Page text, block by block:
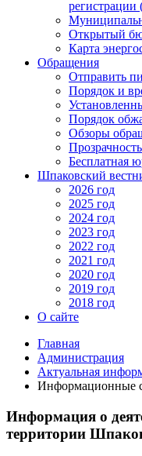
регистрации
Открытый
Карта
Обращения
Отправить
Порядок и
Порядок
Обзоры
Прозрачность
Бесплатная
Шпаковский
2026 год
2025 год
2024 год
2023 год
2022 год
2021 год
2020 год
2019 год
2018 год
О сайте
Главная
Администрация
Актуальная
Информационные
Информация о
территории